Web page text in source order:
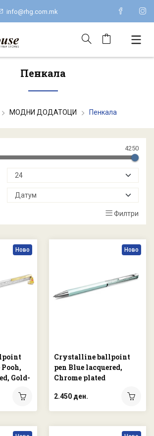
info@rhg.com.mk
Пенкала
МОДНИ ДОДАТОЦИ Пенкала
4250
Филтри
Ново
Gold-
Ново
Crystalline ballpoint
pen Blue lacquered,
Chrome plated
2.450 ден.